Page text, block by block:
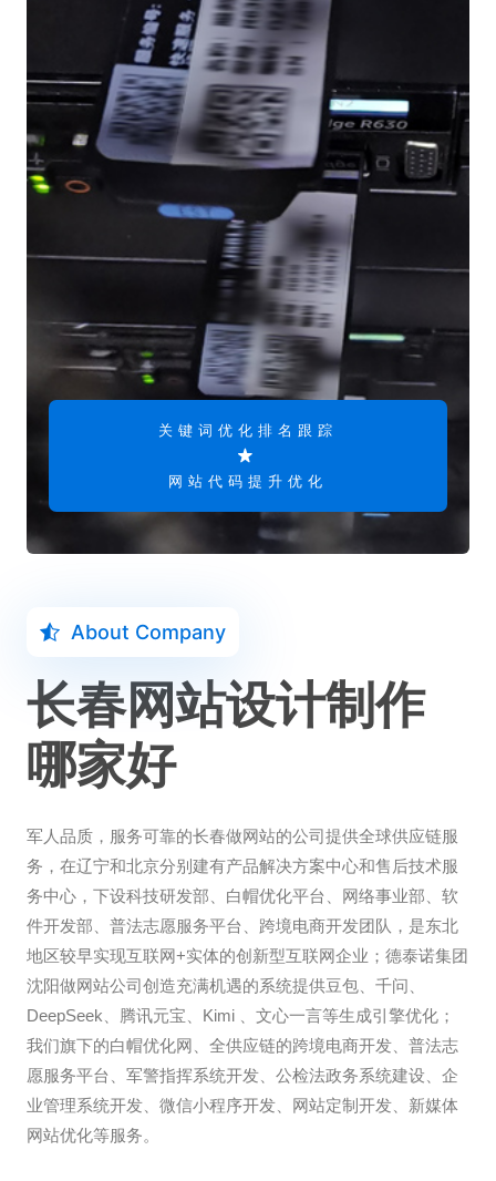
关键词优化排名跟踪
网站代码提升优化
About Company
长春网站设计制作
哪家好
军人品质，服务可靠的长春做网站的公司提供全球供应链服
务，在辽宁和北京分别建有产品解决方案中心和售后技术服
务中心，下设科技研发部、白帽优化平台、网络事业部、软
件开发部、普法志愿服务平台、跨境电商开发团队，是东北
地区较早实现互联网+实体的创新型互联网企业；德泰诺集团
沈阳做网站公司创造充满机遇的系统提供豆包、千问、
DeepSeek、腾讯元宝、Kimi 、文心一言等生成引擎优化；
我们旗下的白帽优化网、全供应链的跨境电商开发、普法志
愿服务平台、军警指挥系统开发、公检法政务系统建设、企
业管理系统开发、微信小程序开发、网站定制开发、新媒体
网站优化等服务。